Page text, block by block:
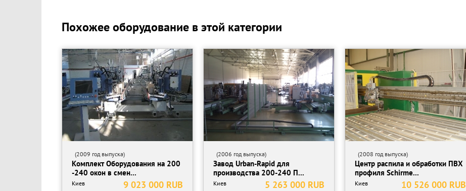
Похожее оборудование в этой категории
(2009 год выпуска)
Комплект Оборудования на 200
-240 окон в смен...
9 023 000 RUB
Киев
(2006 год выпуска)
Завод Urban-Rapid для
производства 200-240 П...
5 263 000 RUB
Киев
(2008 год выпуска)
Центр распила и обработки ПВХ
профиля Schirme...
10 526 000 RUB
Киев